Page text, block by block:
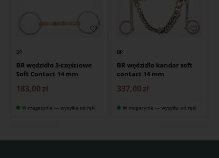
BR
BR wędzidło 3-częściowe
Soft Contact 14 mm
183,00 zł
W magazynie — wysyłka od ręki
BR
BR wędzidło kandar soft
contact 14 mm
337,00 zł
W magazynie — wysyłka od ręki